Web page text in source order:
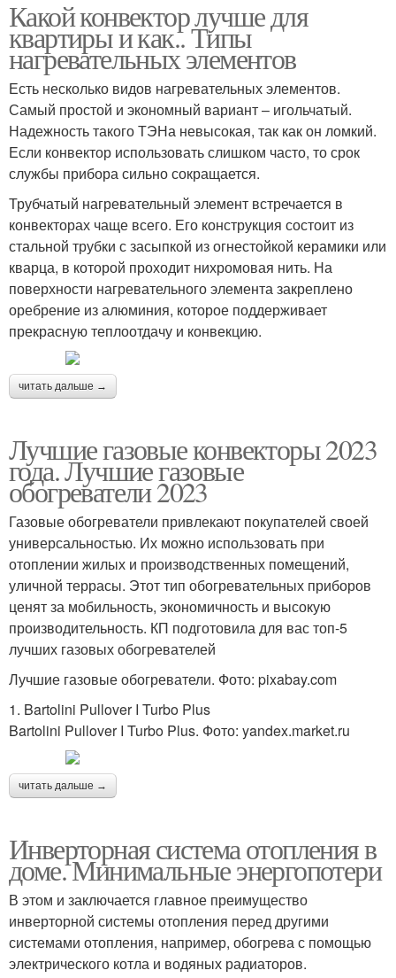
Какой конвектор лучше для
квартиры и как.. Типы
нагревательных элементов
Есть несколько видов нагревательных элементов.
Самый простой и экономный вариант – игольчатый.
Надежность такого ТЭНа невысокая, так как он ломкий.
Если конвектор использовать слишком часто, то срок
службы прибора сильно сокращается.
Трубчатый нагревательный элемент встречается в
конвекторах чаще всего. Его конструкция состоит из
стальной трубки с засыпкой из огнестойкой керамики или
кварца, в которой проходит нихромовая нить. На
поверхности нагревательного элемента закреплено
оребрение из алюминия, которое поддерживает
прекрасную теплоотдачу и конвекцию.
читать дальше →
Лучшие газовые конвекторы 2023
года. Лучшие газовые
обогреватели 2023
Газовые обогреватели привлекают покупателей своей
универсальностью. Их можно использовать при
отоплении жилых и производственных помещений,
уличной террасы. Этот тип обогревательных приборов
ценят за мобильность, экономичность и высокую
производительность. КП подготовила для вас топ-5
лучших газовых обогревателей
Лучшие газовые обогреватели. Фото: pixabay.com
1. Bartolini Pullover I Turbo Plus
Bartolini Pullover I Turbo Plus. Фото: yandex.market.ru
читать дальше →
Инверторная система отопления в
доме. Минимальные энергопотери
В этом и заключается главное преимущество
инверторной системы отопления перед другими
системами отопления, например, обогрева с помощью
электрического котла и водяных радиаторов.